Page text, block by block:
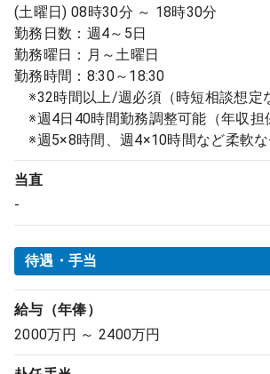
(土曜日) 08時30分 ～ 18時30分
勤務日数：週4～5日
勤務曜日：月～土曜日
勤務時間：8:30～18:30
※32時間以上/週必須（時短相談想定
※週4日40時間勤務調整可能（年収担
※週5×8時間、週4×10時間など柔軟
当直
-
待遇・手当
給与（年俸）
2000万円 ～ 2400万円